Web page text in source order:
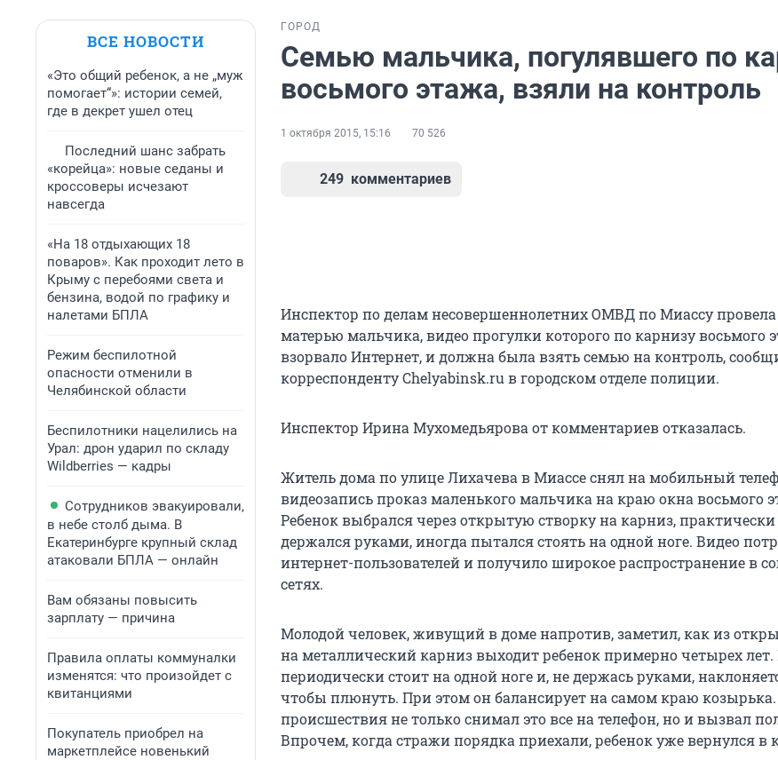
ВСЕ НОВОСТИ
«Это общий ребенок, а не „муж
помогает“»: истории семей,
где в декрет ушел отец
Последний шанс забрать
«корейца»: новые седаны и
кроссоверы исчезают
навсегда
«На 18 отдыхающих 18
поваров». Как проходит лето в
Крыму с перебоями света и
бензина, водой по графику и
налетами БПЛА
Режим беспилотной
опасности отменили в
Челябинской области
Беспилотники нацелились на
Урал: дрон ударил по складу
Wildberries — кадры
Сотрудников эвакуировали,
в небе столб дыма. В
Екатеринбурге крупный склад
атаковали БПЛА — онлайн
Вам обязаны повысить
зарплату — причина
Правила оплаты коммуналки
изменятся: что произойдет с
квитанциями
Покупатель приобрел на
маркетплейсе новенький
ГОРОД
Семью мальчика, погулявшего по
восьмого этажа, взяли на контроль
1 октября 2015, 15:16 70 526
249 комментариев
Инспектор по делам несовершеннолетних ОМВД по Миассу провела
матерью мальчика, видео прогулки которого по карнизу восьмого
взорвало Интернет, и должна была взять семью на контроль,
корреспонденту Chelyabinsk.ru в городском отделе полиции.
Инспектор Ирина Мухомедьярова от комментариев отказалась.
Житель дома по улице Лихачева в Миассе снял на мобильный
видеозапись проказ маленького мальчика на краю окна восьмого
Ребенок выбрался через открытую створку на карниз, практически
держался руками, иногда пытался стоять на одной ноге. Видео
интернет-пользователей и получило широкое распространение в
сетях.
Молодой человек, живущий в доме напротив, заметил, как из
на металлический карниз выходит ребенок примерно четырех
периодически стоит на одной ноге и, не держась руками,
чтобы плюнуть. При этом он балансирует на самом краю
происшествия не только снимал это все на телефон, но и вызвал
Впрочем, когда стражи порядка приехали, ребенок уже вернулся в